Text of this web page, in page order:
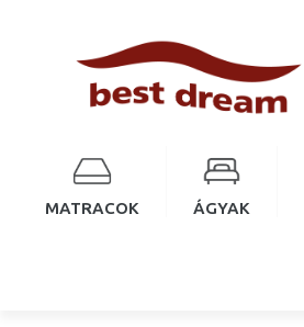
MATRACOK ÁGYAK